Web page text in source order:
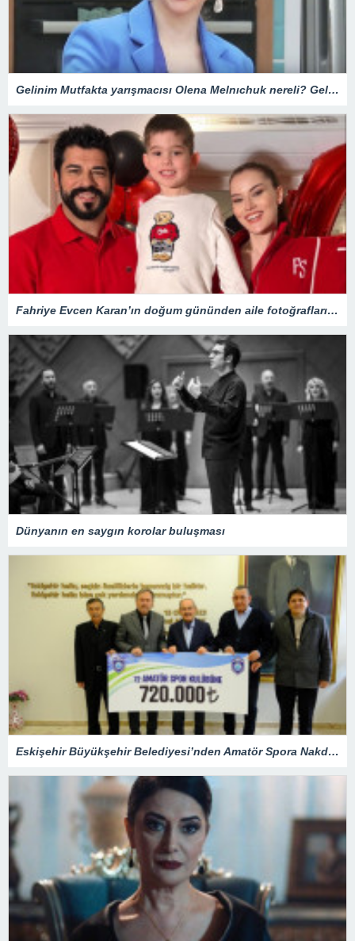
Gelinim Mutfakta yarışmacısı Olena Melnıchuk nereli? Gelinim Mutfakta Olena kimdir, kaç yaşında?
Fahriye Evcen Karan’ın doğum gününden aile fotoğraflarını paylaştı
Dünyanın en saygın korolar buluşması
Eskişehir Büyükşehir Belediyesi’nden Amatör Spora Nakdi Destek